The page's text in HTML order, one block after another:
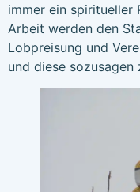
immer ein spiritueller
Arbeit werden den
Lobpreisung und
und diese